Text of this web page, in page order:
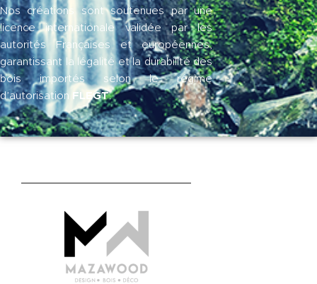
Nos créations sont soutenues par une
licence internationale validée par les
autorités Françaises et européennes,
garantissant la légalité et la durabilité des
bois importés selon le régime
d’autorisation FLEGT.